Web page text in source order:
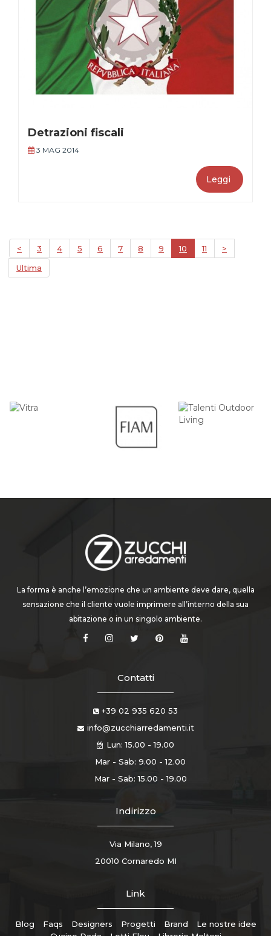
Detrazioni fiscali
3 MAG 2014
Leggi
< 3 4 5 6 7 8 9 10 11
>
Ultima
La forma è anche l’emozione che un ambiente deve dare, quella
sensazione che il cliente vuole imprimere all’interno della sua
abitazione o in un singolo ambiente.
Contatti
+39 02 935 620 53
info@zucchiarredamenti.it
Lun: 15.00 - 19.00
Mar - Sab: 9.00 - 12.00
Mar - Sab: 15.00 - 19.00
Indirizzo
Via Milano, 19
20010 Cornaredo MI
Link
Blog Faqs Designers Progetti Brand
Le nostre idee